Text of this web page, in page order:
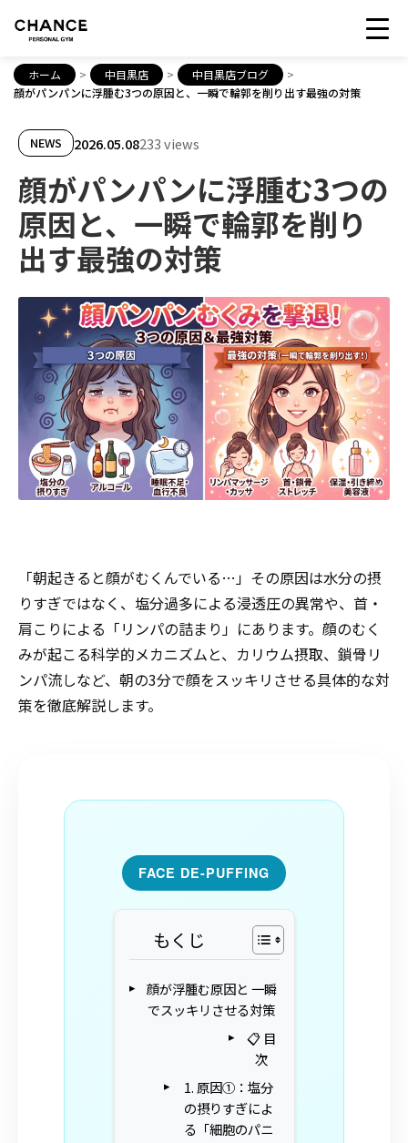
ホーム > 中目黒店 > 中目黒店ブログ
>
顔がパンパンに浮腫む3つの原因と、一瞬で輪郭を削り出す最強の対策
NEWS 2026.05.08233 views
顔がパンパンに浮腫む3つの
原因と、一瞬で輪郭を削り
出す最強の対策
「朝起きると顔がむくんでいる…」その原因は水分の摂
りすぎではなく、塩分過多による浸透圧の異常や、首・
肩こりによる「リンパの詰まり」にあります。顔のむく
みが起こる科学的メカニズムと、カリウム摂取、鎖骨リ
ンパ流しなど、朝の3分で顔をスッキリさせる具体的な対
策を徹底解説します。
FACE DE-PUFFING
もくじ
顔が浮腫む原因と 一瞬
でスッキリさせる対策
📋 目
次
1. 原因①：塩分
の摂りすぎによ
る「細胞のパニ